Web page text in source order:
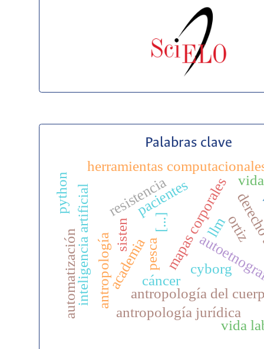
Palabras clave
[...]
academia
antropología
ortiz
mapas corporales
herramientas
antropología del
antropología jurídica
cáncer
pacientes
resistencia
sisten
cyborg
inteligencia artificial
vida
llm
pesca
automatización
python